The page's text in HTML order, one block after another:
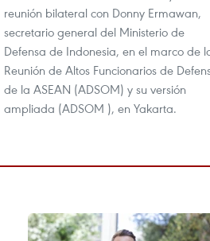
reunión bilateral con Donny Ermawan,
secretario general del Ministerio de
Defensa de Indonesia, en el marco de
Reunión de Altos Funcionarios de
de la ASEAN (ADSOM) y su versión
ampliada (ADSOM ), en Yakarta.